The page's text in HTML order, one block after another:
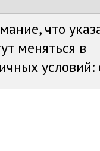
что
меняться в